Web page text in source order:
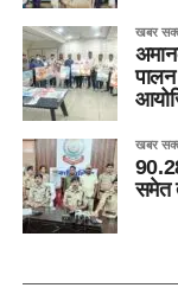
खबर
खबर
समेत